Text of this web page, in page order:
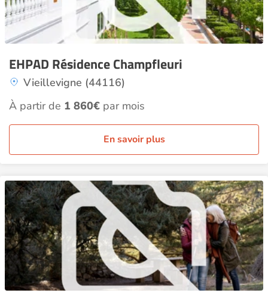
EHPAD Résidence Champfleuri
Vieillevigne (44116)
À partir de 1 860€ par mois
En savoir plus